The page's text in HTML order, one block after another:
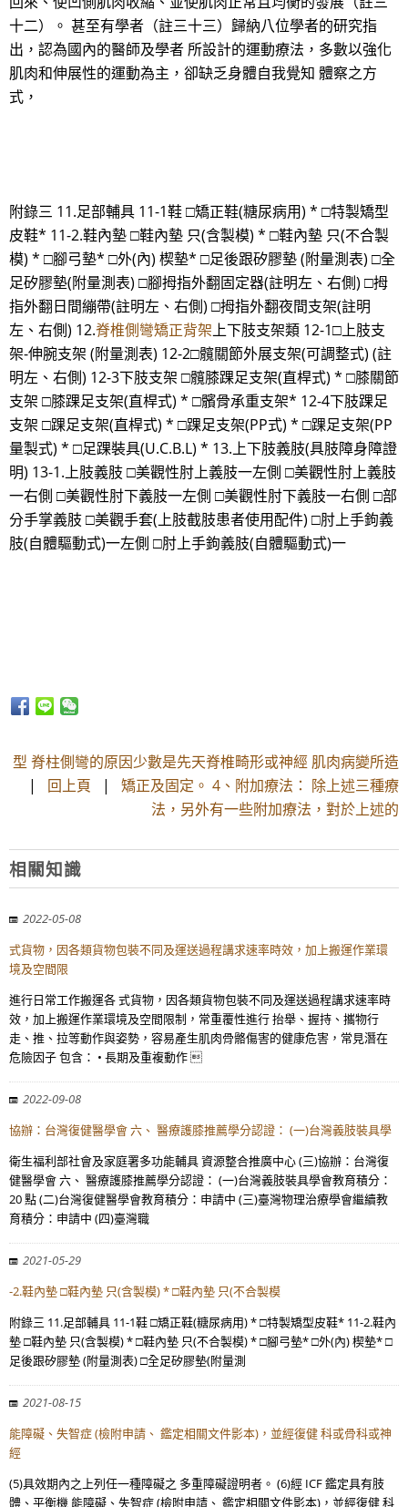
十二）。 甚至有學者（註三十三）歸納八位學者的研究指
出，認為國內的醫師及學者 所設計的運動療法，多數以強化
肌肉和伸展性的運動為主，卻缺乏身體自我覺知 體察之方
式，
附錄三 11.足部輔具 11-1鞋 □矯正鞋(糖尿病用) * □特製矯型
皮鞋* 11-2.鞋內墊 □鞋內墊 只(含製模) * □鞋內墊 只(不合製
模) * □腳弓墊* □外(內) 楔墊* □足後跟矽膠墊 (附量測表) □全
足矽膠墊(附量測表) □腳拇指外翻固定器(註明左、右側) □拇
指外翻日間繃帶(註明左、右側) □拇指外翻夜間支架(註明
左、右側) 12.脊椎側彎矯正背架上下肢支架類 12-1□上肢支
架-伸腕支架 (附量測表) 12-2□髖關節外展支架(可調整式) (註
明左、右側) 12-3下肢支架 □髖膝踝足支架(直桿式) * □膝關節
支架 □膝踝足支架(直桿式) * □髕骨承重支架* 12-4下肢踝足
支架 □踝足支架(直桿式) * □踝足支架(PP式) * □踝足支架(PP
量製式) * □足踝裝具(U.C.B.L) * 13.上下肢義肢(具肢障身障證
明) 13-1.上肢義肢 □美觀性肘上義肢一左側 □美觀性肘上義肢
一右側 □美觀性肘下義肢一左側 □美觀性肘下義肢一右側 □部
分手掌義肢 □美觀手套(上肢截肢患者使用配件) □肘上手鉤義
肢(自體驅動式)一左側 □肘上手鉤義肢(自體驅動式)一
型 脊柱側彎的原因少數是先天脊椎畸形或神經 肌肉病變所造
| 回上頁 | 矯正及固定。 4、附加療法： 除上述三種療
法，另外有一些附加療法，對於上述的
相關知識
2022-05-08
式貨物，因各類貨物包裝不同及運送過程講求速率時效，加上搬運作業環
境及空間限
進行日常工作搬運各 式貨物，因各類貨物包裝不同及運送過程講求速率時
效，加上搬運作業環境及空間限制，常重覆性進行 抬舉、握持、攜物行
走、推、拉等動作與姿勢，容易產生肌肉骨骼傷害的健康危害，常見潛在
危險因子 包含： • 長期及重複動作 
2022-09-08
協辦：台灣復健醫學會 六、 醫療護膝推薦學分認證： (一)台灣義肢裝具學
衛生福利部社會及家庭署多功能輔具 資源整合推廣中心 (三)協辦：台灣復
健醫學會 六、 醫療護膝推薦學分認證： (一)台灣義肢裝具學會教育積分：
20 點 (二)台灣復健醫學會教育積分：申請中 (三)臺灣物理治療學會繼續教
育積分：申請中 (四)臺灣職
2021-05-29
-2.鞋內墊 □鞋內墊 只(含製模) * □鞋內墊 只(不合製模
附錄三 11.足部輔具 11-1鞋 □矯正鞋(糖尿病用) * □特製矯型皮鞋* 11-2.鞋內
墊 □鞋內墊 只(含製模) * □鞋內墊 只(不合製模) * □腳弓墊* □外(內) 楔墊* □
足後跟矽膠墊 (附量測表) □全足矽膠墊(附量測
2021-08-15
能障礙、失智症 (檢附申請、 鑑定相關文件影本)，並經復健 科或骨科或神
經
(5)具效期內之上列任一種障礙之 多重障礙證明者。 (6)經 ICF 鑑定具有肢
體、平衡機 能障礙、失智症 (檢附申請、 鑑定相關文件影本)，並經復健 科